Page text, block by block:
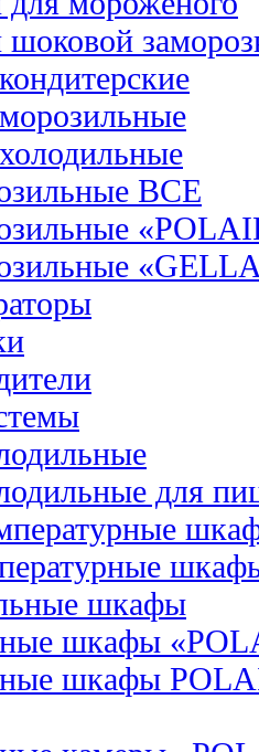
ВСЕ
для
шкафы
шкафы
шкафы